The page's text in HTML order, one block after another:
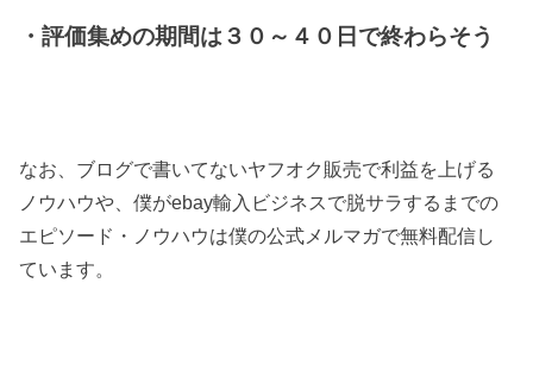
・評価集めの期間は３０～４０日で終わらそう
なお、ブログで書いてないヤフオク販売で利益を上げる
ノウハウや、僕がebay輸入ビジネスで脱サラするまでの
エピソード・ノウハウは僕の公式メルマガで無料配信し
ています。